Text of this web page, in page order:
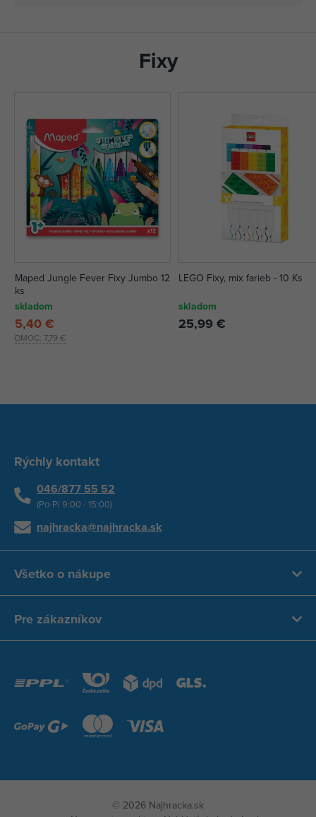
Fixy
Maped Jungle Fever Fixy Jumbo 12
ks
skladom
DMOC: 7,79 €
5,40 €
LEGO Fixy, mix farieb - 10 Ks
skladom
25,99 €
Rýchly kontakt
046/877 55 52
(Po-Pi 9:00 - 15:00)
najhracka@najhracka.sk
Všetko o nákupe
Pre zákazníkov
© 2026 Najhracka.sk